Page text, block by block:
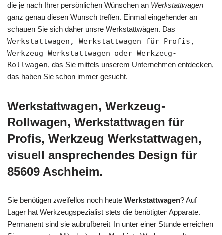
die je nach Ihrer persönlichen Wünschen an Werkstattwagen
ganz genau diesen Wunsch treffen. Einmal eingehender an
schauen Sie sich daher unsre Werkstattwägen. Das
Werkstattwagen, Werkstattwagen für Profis,
Werkzeug Werkstattwagen oder Werkzeug-
Rollwagen, das Sie mittels unserem Unternehmen entdecken,
das haben Sie schon immer gesucht.
Werkstattwagen, Werkzeug-
Rollwagen, Werkstattwagen für
Profis, Werkzeug Werkstattwagen,
visuell ansprechendes Design für
85609 Aschheim.
Sie benötigen zweifellos noch heute Werkstattwagen? Auf
Lager hat Werkzeugspezialist stets die benötigten Apparate.
Permanent sind sie aubrufbereit. In unter einer Stunde erreichen